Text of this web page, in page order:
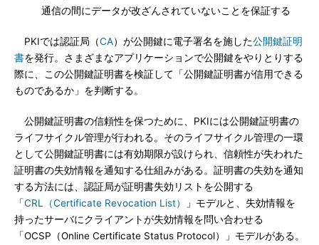
通信の間にデータが改ざんされていないことを保証する
PKIでは認証局（CA）が公開鍵に電子署名を施した公開鍵証明
書を発行。さまざまなアプリケーションで公開鍵をやりとりする
際に、この公開鍵証明書を検証して「公開鍵証明書が信用できる
ものであるか」を判断する。
公開鍵証明書の信頼性を保つために、PKIには公開鍵証明書の
ライフサイクル管理が行われる。そのライフサイクル管理の一環
として公開鍵証明書には有効期限が設けられ、信頼性が失われた
証明書の失効情報を通知する仕組みがある。証明書の失効を通知
する方法には、認証局が証明書失効リストを公開する
「CRL（Certificate Revocation List）
」モデルと、失効情報を
持ったサーバにクライアントが失効情報を問い合わせる
「OCSP（Online Certificate Status Protocol）」モデルがある。